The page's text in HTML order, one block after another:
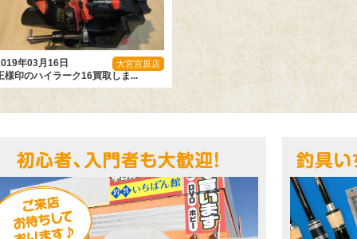
年03月16日
様印のハイラーク16買取しま...
大宮宮原店